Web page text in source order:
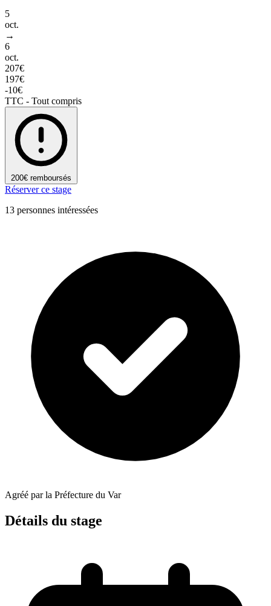
5
oct.
→
6
oct.
207€
197€
-10€
TTC - Tout compris
200€ remboursés
Réserver ce stage
13 personnes intéressées
Agréé par la Préfecture du Var
Détails du stage